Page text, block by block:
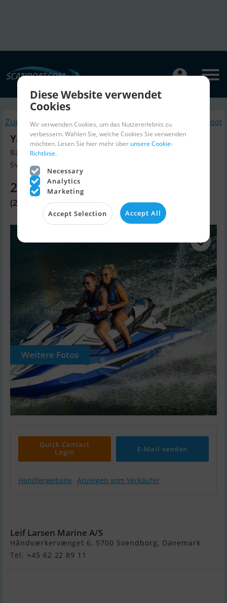
Zurück Ähnliche Jetski / Scooter / Jetboot
Yamaha FX HO Cruiser
Baujahr 2023, Jetski / Scooter / Jetboot Verkaufen
Svendborg, Dänemark
27.430 EUR
(204.800 DKK)
Weitere Fotos
Quick Contact
Login
E-Mail senden
Händlerwebsite Anzeigen vom Verkäufer
Leif Larsen Marine A/S
Håndværkervænget 6, 5700 Svendborg, Dänemark
Tel. +45 62 22 89 11
Diese Website verwendet
Cookies
Wir verwenden Cookies, um das Nutzererlebnis zu
verbessern. Wählen Sie, welche Cookies Sie verwenden
möchten. Lesen Sie hier mehr über unsere Cookie-
Richtlinie.
Necessary
Analytics
Marketing
Accept Selection Accept All